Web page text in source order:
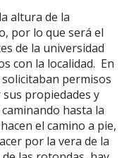
altura de la
por lo que será el
de la universidad
con la localidad. En
permisos
propiedades y
hasta la
el camino a pie,
por la vera de la